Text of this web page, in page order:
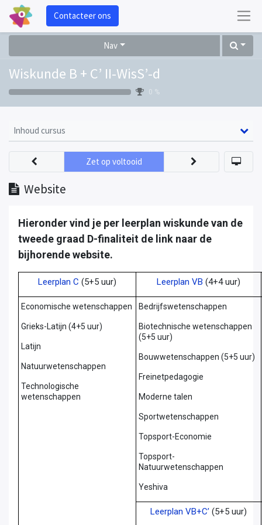
Contacteer ons
Nav
Wiskunde B + C’ II-WisS’-d
0 %
Inhoud cursus
Website
Zet op voltooid
Hieronder vind je per leerplan wiskunde van de
tweede graad D-finaliteit de link naar de
bijhorende website.
Leerplan C (5+5 uur) Leerplan VB (4+4 uur)
Economische wetenschappen
Grieks-Latijn (4+5 uur)
Latijn
Natuurwetenschappen
Technologische
wetenschappen
Bedrijfswetenschappen
Biotechnische wetenschappen
(5+5 uur)
Bouwwetenschappen (5+5 uur)
Freinetpedagogie
Moderne talen
Sportwetenschappen
Topsport-Economie
Topsport-
Natuurwetenschappen
Yeshiva
Leerplan VB+C’ (5+5 uur)